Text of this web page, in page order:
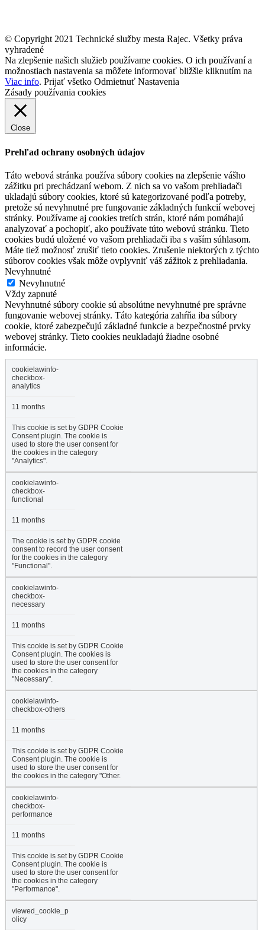
© Copyright 2021 Technické služby mesta Rajec. Všetky práva
vyhradené
Na zlepšenie našich služieb používame cookies. O ich používaní a
možnostiach nastavenia sa môžete informovať bližšie kliknutím na
Viac info. Prijať všetko Odmietnuť Nastavenia
Zásady používania cookies
Close
Prehľad ochrany osobných údajov
Táto webová stránka používa súbory cookies na zlepšenie vášho
zážitku pri prechádzaní webom. Z nich sa vo vašom prehliadači
ukladajú súbory cookies, ktoré sú kategorizované podľa potreby,
pretože sú nevyhnutné pre fungovanie základných funkcií webovej
stránky. Používame aj cookies tretích strán, ktoré nám pomáhajú
analyzovať a pochopiť, ako používate túto webovú stránku. Tieto
cookies budú uložené vo vašom prehliadači iba s vaším súhlasom.
Máte tiež možnosť zrušiť tieto cookies. Zrušenie niektorých z týchto
súborov cookies však môže ovplyvniť váš zážitok z prehliadania.
Nevyhnutné
Nevyhnutné
Vždy zapnuté
Nevyhnutné súbory cookie sú absolútne nevyhnutné pre správne
fungovanie webovej stránky. Táto kategória zahŕňa iba súbory
cookie, ktoré zabezpečujú základné funkcie a bezpečnostné prvky
webovej stránky. Tieto cookies neukladajú žiadne osobné
informácie.
cookielawinfo-
checkbox-
analytics
11 months
This cookie is set by GDPR Cookie
Consent plugin. The cookie is
used to store the user consent for
the cookies in the category
"Analytics".
cookielawinfo-
checkbox-
functional
11 months
The cookie is set by GDPR cookie
consent to record the user consent
for the cookies in the category
"Functional".
cookielawinfo-
checkbox-
necessary
11 months
This cookie is set by GDPR Cookie
Consent plugin. The cookies is
used to store the user consent for
the cookies in the category
"Necessary".
cookielawinfo-
checkbox-others
11 months
This cookie is set by GDPR Cookie
Consent plugin. The cookie is
used to store the user consent for
the cookies in the category "Other.
cookielawinfo-
checkbox-
performance
11 months
This cookie is set by GDPR Cookie
Consent plugin. The cookie is
used to store the user consent for
the cookies in the category
"Performance".
viewed_cookie_p
olicy